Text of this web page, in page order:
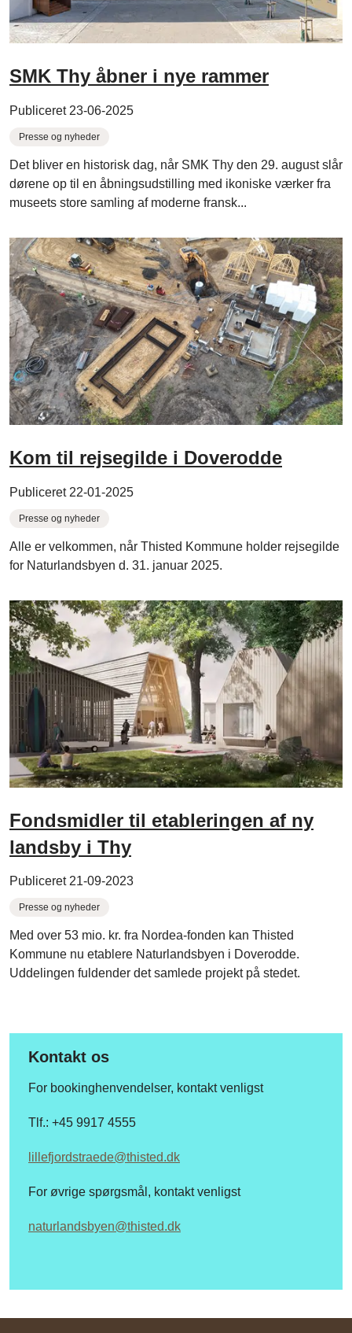
SMK Thy åbner i nye rammer
Publiceret 23-06-2025
Presse og nyheder
Det bliver en historisk dag, når SMK Thy den 29. august slår
dørene op til en åbningsudstilling med ikoniske værker fra
museets store samling af moderne fransk...
Kom til rejsegilde i Doverodde
Publiceret 22-01-2025
Presse og nyheder
Alle er velkommen, når Thisted Kommune holder rejsegilde
for Naturlandsbyen d. 31. januar 2025.
Fondsmidler til etableringen af ny
landsby i Thy
Publiceret 21-09-2023
Presse og nyheder
Med over 53 mio. kr. fra Nordea-fonden kan Thisted
Kommune nu etablere Naturlandsbyen i Doverodde.
Uddelingen fuldender det samlede projekt på stedet.
Kontakt os
For bookinghenvendelser, kontakt venligst
Tlf.: +45 9917 4555
lillefjordstraede@thisted.dk
For øvrige spørgsmål, kontakt venligst
naturlandsbyen@thisted.dk